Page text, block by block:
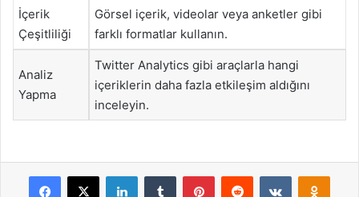
İçerik
Çeşitliliği
Görsel içerik, videolar veya anketler gibi
farklı formatlar kullanın.
Analiz
Yapma
Twitter Analytics gibi araçlarla hangi
içeriklerin daha fazla etkileşim aldığını
inceleyin.
Facebook
X LinkedInTumblr PinterestReddit VKontakte